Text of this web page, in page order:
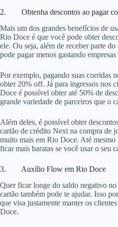
2. Obtenha descontos ao pagar
Mais um dos grandes benefícios de
Rio Doce é que você pode obter
ele. Ou seja, além de receber parte
pode pagar menos gastando empresas
Por exemplo, pagando suas corridas
obter 20% off. Já para ingressos nos
Doce é possível obter até 50% de
grande variedade de parceiros que o
Além deles, é possível obter
cartão de crédito Next na compra de
muito mais em Rio Doce. Até mesmo
ficar mais baratas se você usar o seu
3. Auxílio Flow em Rio Doce
Quer ficar longe do saldo negativo
cartão também pode te ajudar. Isso
que visa justamente manter os
Doce.